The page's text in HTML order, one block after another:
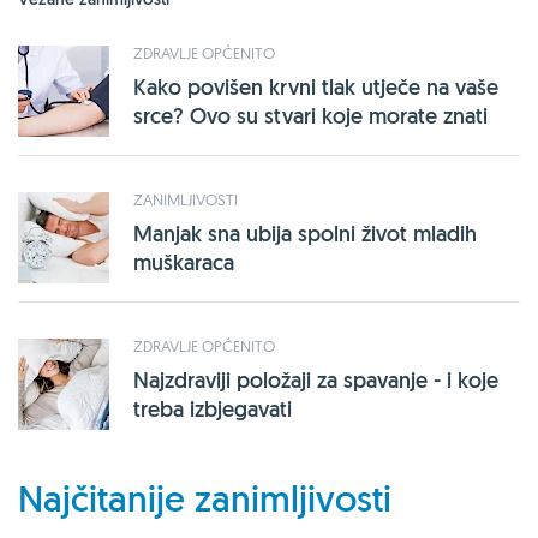
ZDRAVLJE OPĆENITO
Kako povišen krvni tlak utječe na vaše
srce? Ovo su stvari koje morate znati
ZANIMLJIVOSTI
Manjak sna ubija spolni život mladih
muškaraca
ZDRAVLJE OPĆENITO
Najzdraviji položaji za spavanje - i koje
treba izbjegavati
Najčitanije zanimljivosti